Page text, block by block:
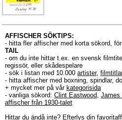
AFFISCHER SÖKTIPS:
- hitta fler affischer med korta sökord,
TAIL
- om du inte hittar t.ex. en svensk
regissör, eller skådespelare
- sök i listan med 10.000 artister, filmtitlar
- hitta affischer med boxning, spindlar,
+ mycket mer på vår kategorisida
- vanliga sökord: Clint Eastwood, James
affischer från 1930-talet
Hittar du ändå inte? Efterlys din